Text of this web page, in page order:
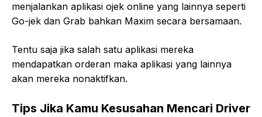
menjalankan aplikasi ojek online yang lainnya seperti
Go-jek dan Grab bahkan Maxim secara bersamaan.
Tentu saja jika salah satu aplikasi mereka
mendapatkan orderan maka aplikasi yang lainnya
akan mereka nonaktifkan.
Tips Jika Kamu Kesusahan Mencari Driver